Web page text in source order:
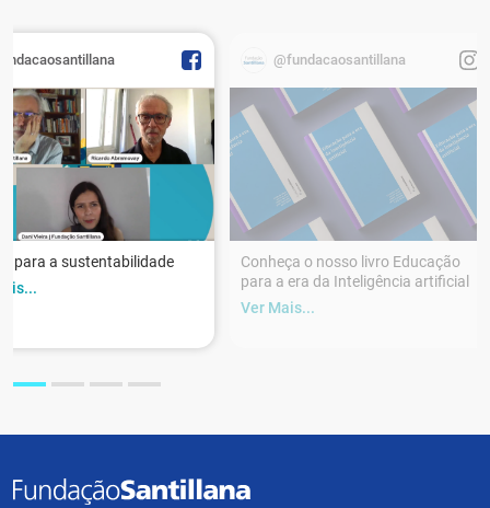
para a sustentabilidade
@fundacaosantillana
Conheça o nosso livro Educação
para a era da Inteligência artificial
Ver Mais...